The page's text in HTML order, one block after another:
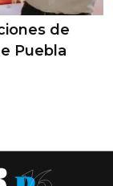
de
Puebla